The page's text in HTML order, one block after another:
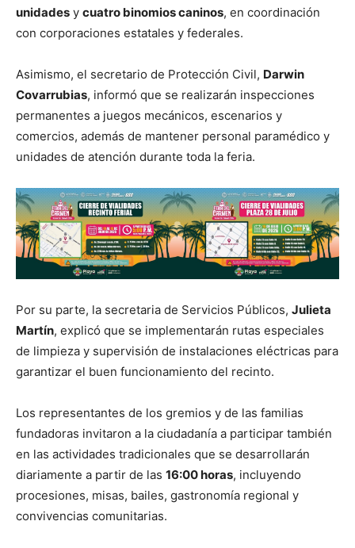
unidades y cuatro binomios caninos, en coordinación
con corporaciones estatales y federales.
Asimismo, el secretario de Protección Civil, Darwin
Covarrubias, informó que se realizarán inspecciones
permanentes a juegos mecánicos, escenarios y
comercios, además de mantener personal paramédico y
unidades de atención durante toda la feria.
Por su parte, la secretaria de Servicios Públicos, Julieta
Martín, explicó que se implementarán rutas especiales
de limpieza y supervisión de instalaciones eléctricas para
garantizar el buen funcionamiento del recinto.
Los representantes de los gremios y de las familias
fundadoras invitaron a la ciudadanía a participar también
en las actividades tradicionales que se desarrollarán
diariamente a partir de las 16:00 horas, incluyendo
procesiones, misas, bailes, gastronomía regional y
convivencias comunitarias.